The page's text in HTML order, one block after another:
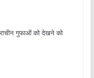
गुफाओं को देखने को